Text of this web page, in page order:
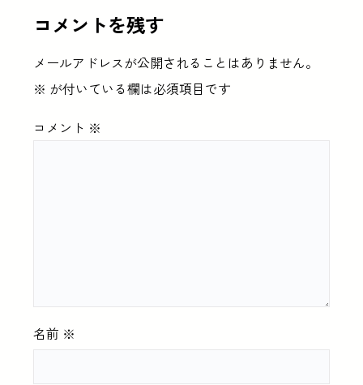
コメントを残す
メールアドレスが公開されることはありません。
※ が付いている欄は必須項目です
コメント ※
名前 ※